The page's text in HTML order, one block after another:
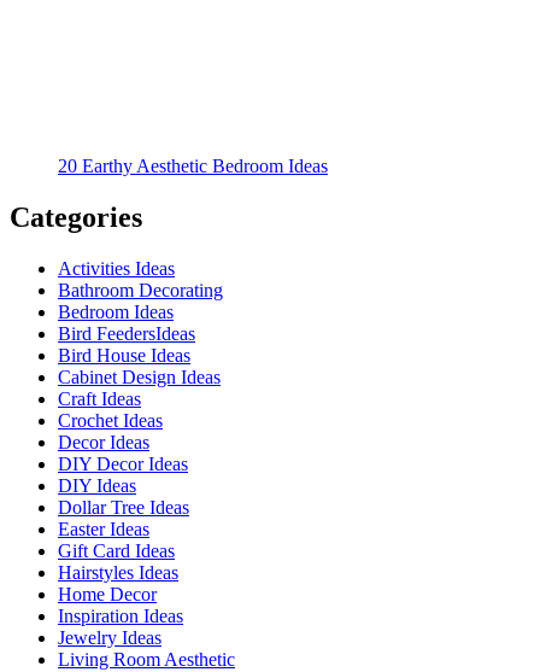
20 Earthy Aesthetic Bedroom Ideas
Categories
Activities Ideas
Bathroom Decorating
Bedroom Ideas
Bird FeedersIdeas
Bird House Ideas
Cabinet Design Ideas
Craft Ideas
Crochet Ideas
Decor Ideas
DIY Decor Ideas
DIY Ideas
Dollar Tree Ideas
Easter Ideas
Gift Card Ideas
Hairstyles Ideas
Home Decor
Inspiration Ideas
Jewelry Ideas
Living Room Aesthetic